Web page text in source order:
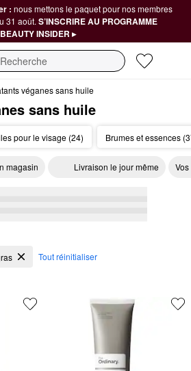
: nous mettons le paquet pour nos membres
31 août. S’INSCRIRE AU PROGRAMME
BEAUTY INSIDER ▸
véganes sans huile
sans huile
pour le visage (24) Brumes et essences
magasin Livraison le jour même
huile Tout réinitialiser